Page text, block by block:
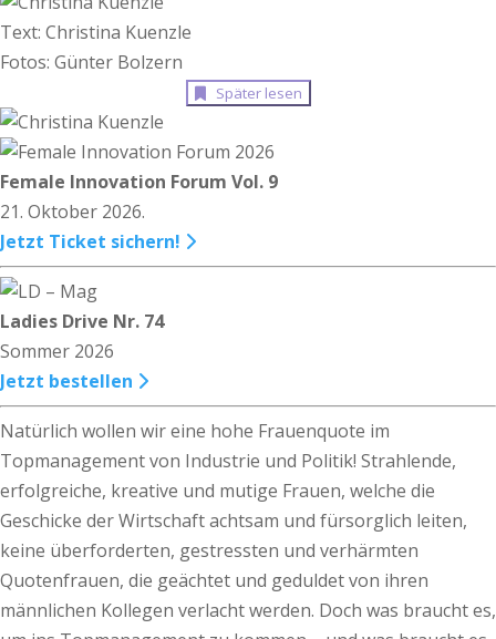
Text: Christina Kuenzle
Fotos: Günter Bolzern
Später lesen
Female Innovation Forum Vol. 9
21. Oktober 2026.
Jetzt Ticket sichern!
Ladies Drive Nr. 74
Sommer 2026
Jetzt bestellen
Natürlich wollen wir eine hohe Frauenquote im
Topmanagement von Industrie und Politik! Strahlende,
erfolgreiche, kreative und mutige Frauen, welche die
Geschicke der Wirtschaft achtsam und fürsorglich leiten,
keine überforderten, gestressten und verhärmten
Quotenfrauen, die geächtet und geduldet von ihren
männlichen Kollegen verlacht werden. Doch was braucht es,